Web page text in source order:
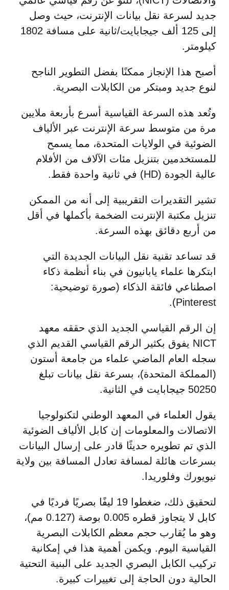
جديد لسرعة نقل بيانات الإنترنت، حيث وصل
إلى 125 ألف جيجابايت/ثانية على مسافة 1802
كيلومتر.
أصبح هذا الإنجاز ممكنًا بفضل التطوير الناجح
لنوع جديد ومبتكر من الكابلات البصرية.
وتُعد هذه السرعة القياسية أسرع بأربعة ملايين
مرة من متوسط سرعة الإنترنت عبر الألياف
الضوئية في الولايات المتحدة، مما يسمح
للمستخدمين بتنزيل مئات الآلاف من الأفلام
عالية الجودة (HD) في ثانية واحدة فقط.
تشير التقديرات التقريبية إلى أنه من الممكن
تنزيل مكتبة الإنترنت الضخمة بأكملها في أقل
من أربع دقائق بهذه السرعة.
قد تساعد تقنية نقل البيانات الجديدة التي
ابتكرها علماء يابانيون في بناء أنظمة ذكاء
اصطناعي فائقة الذكاء (صورة توضيحية:
Pinterest).
إن الرقم القياسي الجديد الذي حققه معهد
NICT يفوق بكثير الرقم القياسي القديم الذي
سجله العام الماضي علماء من جامعة أستون
(المملكة المتحدة)، بسرعة نقل بيانات تبلغ
50250 جيجابايت في الثانية.
يقول العلماء في المعهد الوطني لتكنولوجيا
الاتصالات والمعلومات إن كابل الألياف الضوئية
الذي تم تطويره حديثًا قادر على إرسال البيانات
بسرعات هائلة لمسافة تعادل المسافة بين ولاية
نيويورك وفلوريدا.
لتحقيق ذلك، ضغطوا 19 ليفًا بصريًا فرديًا في
كابل لا يتجاوز قطره 0.005 بوصة (0.127 مم)،
وهو ما يُقارب حجم معظم الكابلات البصرية
القياسية اليوم. ويكمن أهمية هذا في إمكانية
تركيب الكابل البصري الجديد على البنية التحتية
الحالية دون الحاجة إلى تغييرات كبيرة.